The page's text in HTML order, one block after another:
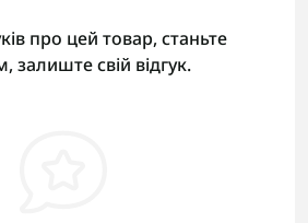
про цей товар, станьте
залиште свій відгук.